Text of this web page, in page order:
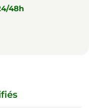
48h